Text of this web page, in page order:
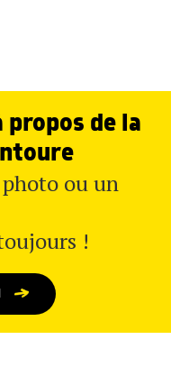
propos de la
ou un
!